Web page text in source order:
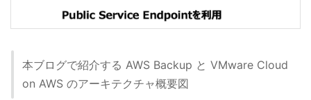
本ブログで紹介する AWS Backup と VMware Cloud
on AWS のアーキテクチャ概要図